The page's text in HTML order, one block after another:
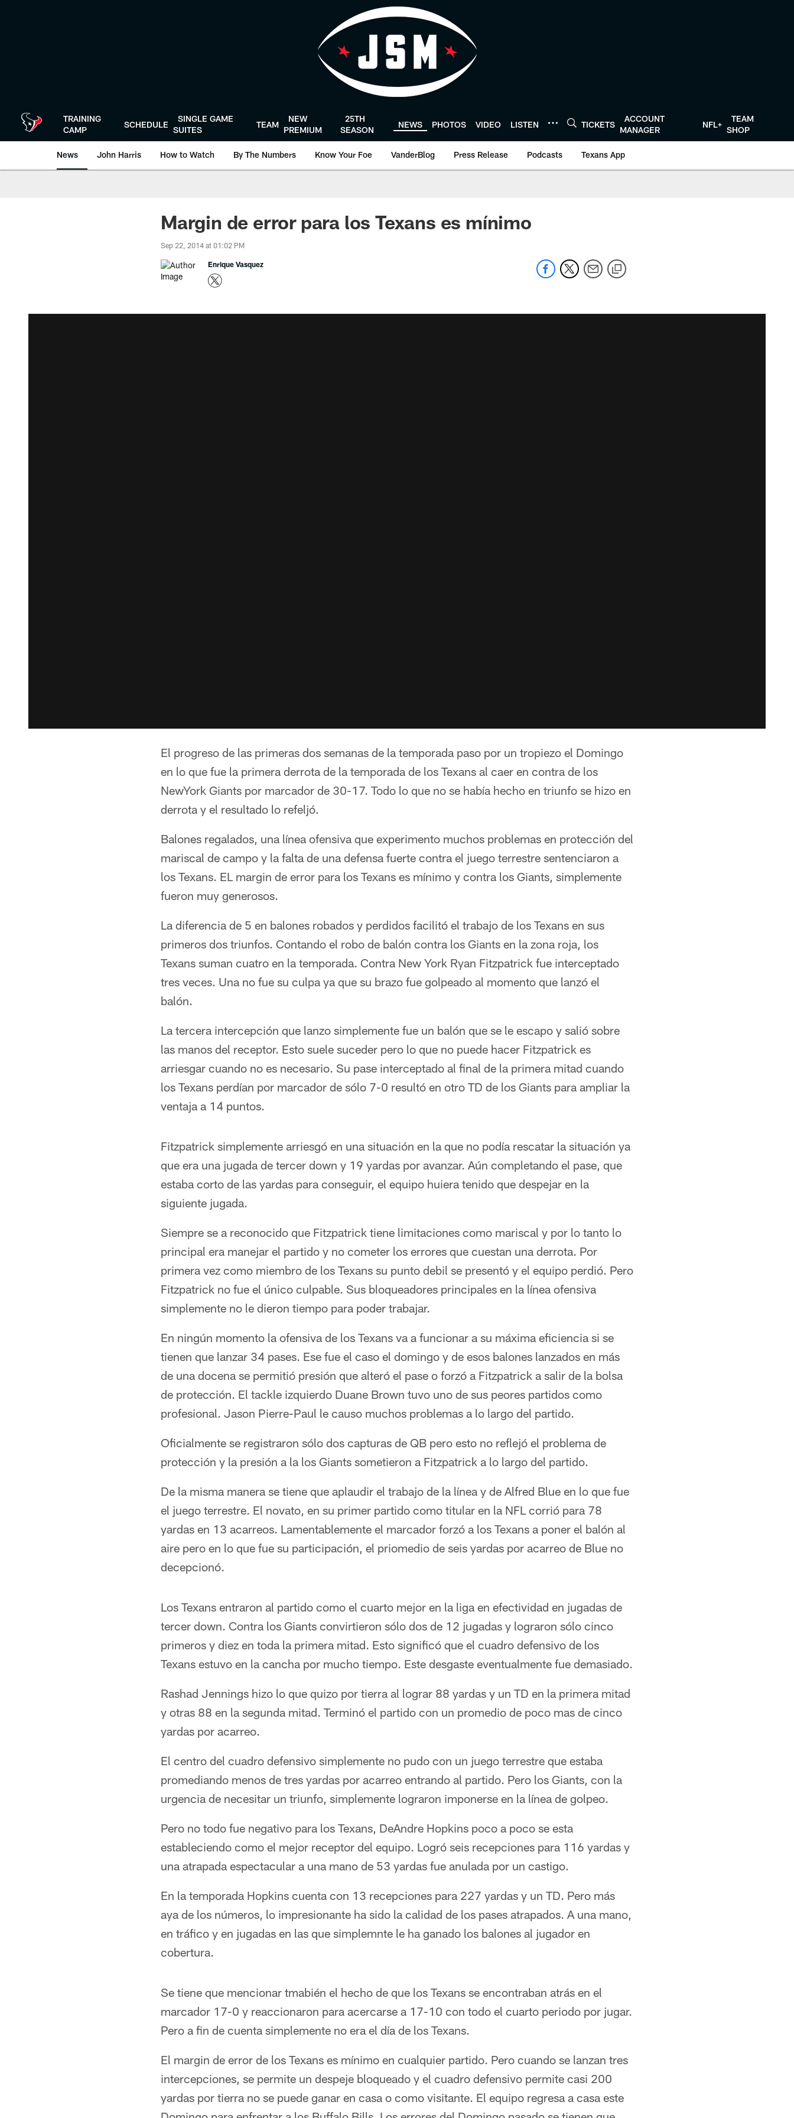
TRAINING
CAMP
SCHEDULE
SINGLE GAME
SUITES
TEAM
NEW
PREMIUM
25TH
SEASON
NEWS PHOTOS VIDEO LISTEN TICKETS
ACCOUNT
MANAGER
NFL+
TEAM
SHOP
News John Harris How to Watch By The Numbers Know Your Foe VanderBlog Press Release Podcasts Texans App
Margin de error para los Texans es mínimo
Sep 22, 2014 at 01:02 PM
Enrique Vasquez
El progreso de las primeras dos semanas de la temporada paso por un tropiezo el Domingo
en lo que fue la primera derrota de la temporada de los Texans al caer en contra de los
NewYork Giants por marcador de 30-17. Todo lo que no se había hecho en triunfo se hizo en
derrota y el resultado lo refeljó.
Balones regalados, una línea ofensiva que experimento muchos problemas en protección del
mariscal de campo y la falta de una defensa fuerte contra el juego terrestre sentenciaron a
los Texans. EL margin de error para los Texans es mínimo y contra los Giants, simplemente
fueron muy generosos.
La diferencia de 5 en balones robados y perdidos facilitó el trabajo de los Texans en sus
primeros dos triunfos. Contando el robo de balón contra los Giants en la zona roja, los
Texans suman cuatro en la temporada. Contra New York Ryan Fitzpatrick fue interceptado
tres veces. Una no fue su culpa ya que su brazo fue golpeado al momento que lanzó el
balón.
La tercera intercepción que lanzo simplemente fue un balón que se le escapo y salió sobre
las manos del receptor. Esto suele suceder pero lo que no puede hacer Fitzpatrick es
arriesgar cuando no es necesario. Su pase interceptado al final de la primera mitad cuando
los Texans perdían por marcador de sólo 7-0 resultó en otro TD de los Giants para ampliar la
ventaja a 14 puntos.
Fitzpatrick simplemente arriesgó en una situación en la que no podía rescatar la situación ya
que era una jugada de tercer down y 19 yardas por avanzar. Aún completando el pase, que
estaba corto de las yardas para conseguir, el equipo huiera tenido que despejar en la
siguiente jugada.
Siempre se a reconocido que Fitzpatrick tiene limitaciones como mariscal y por lo tanto lo
principal era manejar el partido y no cometer los errores que cuestan una derrota. Por
primera vez como miembro de los Texans su punto debil se presentó y el equipo perdió. Pero
Fitzpatrick no fue el único culpable. Sus bloqueadores principales en la línea ofensiva
simplemente no le dieron tiempo para poder trabajar.
En ningún momento la ofensiva de los Texans va a funcionar a su máxima eficiencia si se
tienen que lanzar 34 pases. Ese fue el caso el domingo y de esos balones lanzados en más
de una docena se permitió presión que alteró el pase o forzó a Fitzpatrick a salir de la bolsa
de protección. El tackle izquierdo Duane Brown tuvo uno de sus peores partidos como
profesional. Jason Pierre-Paul le causo muchos problemas a lo largo del partido.
Oficialmente se registraron sólo dos capturas de QB pero esto no reflejó el problema de
protección y la presión a la los Giants sometieron a Fitzpatrick a lo largo del partido.
De la misma manera se tiene que aplaudir el trabajo de la línea y de Alfred Blue en lo que fue
el juego terrestre. El novato, en su primer partido como titular en la NFL corrió para 78
yardas en 13 acarreos. Lamentablemente el marcador forzó a los Texans a poner el balón al
aire pero en lo que fue su participación, el priomedio de seis yardas por acarreo de Blue no
decepcionó.
Los Texans entraron al partido como el cuarto mejor en la liga en efectividad en jugadas de
tercer down. Contra los Giants convirtieron sólo dos de 12 jugadas y lograron sólo cinco
primeros y diez en toda la primera mitad. Esto significó que el cuadro defensivo de los
Texans estuvo en la cancha por mucho tiempo. Este desgaste eventualmente fue demasiado.
Rashad Jennings hizo lo que quizo por tierra al lograr 88 yardas y un TD en la primera mitad
y otras 88 en la segunda mitad. Terminó el partido con un promedio de poco mas de cinco
yardas por acarreo.
El centro del cuadro defensivo simplemente no pudo con un juego terrestre que estaba
promediando menos de tres yardas por acarreo entrando al partido. Pero los Giants, con la
urgencia de necesitar un triunfo, simplemente lograron imponerse en la línea de golpeo.
Pero no todo fue negativo para los Texans, DeAndre Hopkins poco a poco se esta
estableciendo como el mejor receptor del equipo. Logró seis recepciones para 116 yardas y
una atrapada espectacular a una mano de 53 yardas fue anulada por un castigo.
En la temporada Hopkins cuenta con 13 recepciones para 227 yardas y un TD. Pero más
aya de los números, lo impresionante ha sido la calidad de los pases atrapados. A una mano,
en tráfico y en jugadas en las que simplemnte le ha ganado los balones al jugador en
cobertura.
Se tiene que mencionar tmabién el hecho de que los Texans se encontraban atrás en el
marcador 17-0 y reaccionaron para acercarse a 17-10 con todo el cuarto periodo por jugar.
Pero a fin de cuenta simplemente no era el día de los Texans.
El margin de error de los Texans es mínimo en cualquier partido. Pero cuando se lanzan tres
intercepciones, se permite un despeje bloqueado y el cuadro defensivo permite casi 200
yardas por tierra no se puede ganar en casa o como visitante. El equipo regresa a casa este